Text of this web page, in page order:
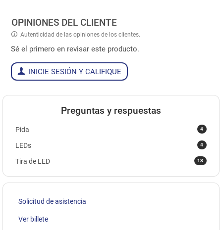
OPINIONES DEL CLIENTE
Autenticidad de las opiniones de los clientes.
Sé el primero en revisar este producto.
INICIE SESIÓN Y CALIFIQUE
Preguntas y respuestas
4
Pida
4
LEDs
13
Tira de LED
Solicitud de asistencia
Ver billete